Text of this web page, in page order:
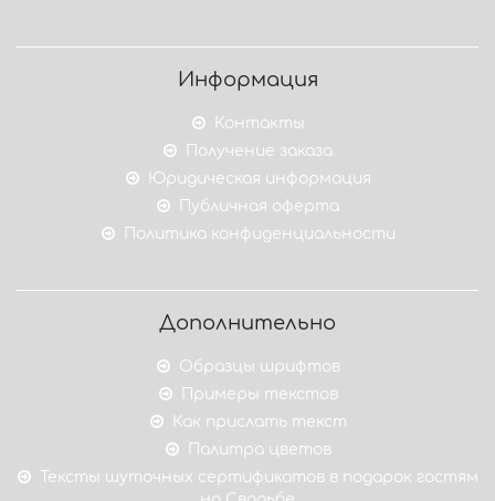
Информация
Контакты
Получение заказа
Юридическая информация
Публичная оферта
Политика конфиденциальности
Дополнительно
Образцы шрифтов
Примеры текстов
Как прислать текст
Палитра цветов
Тексты шуточных сертификатов в подарок гостям